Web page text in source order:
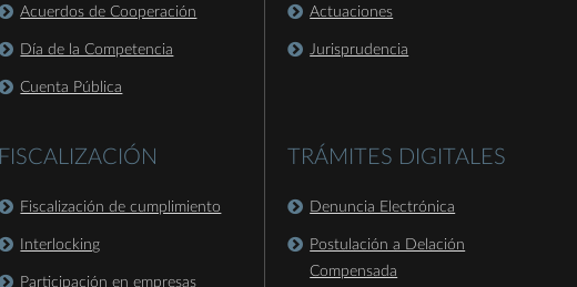
Acuerdos de Cooperación
Día de la Competencia
Cuenta Pública
FISCALIZACIÓN
Fiscalización de cumplimiento
Interlocking
Participación en empresas
Actuaciones
Jurisprudencia
TRÁMITES DIGITALES
Denuncia Electrónica
Postulación a Delación
Compensada